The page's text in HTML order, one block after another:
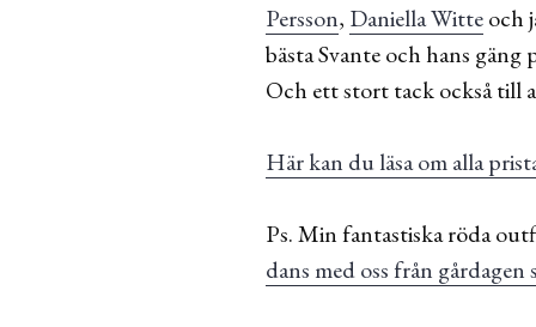
Persson, Daniella Witteoch
bästa Svante och hans
Och ett stort tack också till
Här kan du läsa om alla
Ps. Min fantastiska röda
dans med oss från gårdagen